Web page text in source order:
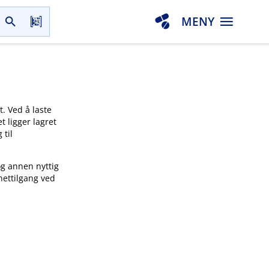
MENY
Ved å laste
ligger lagret
til
annen nyttig
ved